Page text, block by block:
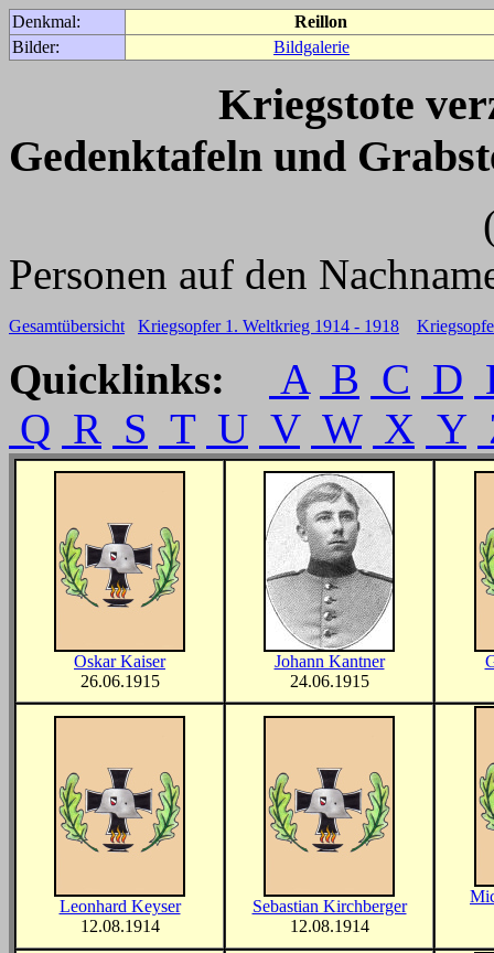
Denkmal:
Reillon
Bilder:
Bildgalerie
Kriegstote
Gedenktafeln und
(Für weitere
Personen auf den
Gesamtübersicht Kriegsopfer 1. Weltkrieg 1914 - 1918
Quicklinks: A B C D
Q R S T U V W X Y
Oskar Kaiser
26.06.1915
Johann Kantner
24.06.1915
Leonhard Keyser
12.08.1914
Sebastian Kirchberger
12.08.1914